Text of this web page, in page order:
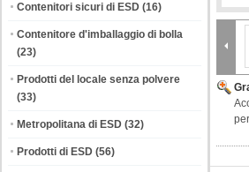
Contenitori sicuri di ESD (16)
Contenitore d'imballaggio di bolla
(23)
Prodotti del locale senza polvere
(33)
Metropolitana di ESD (32)
Prodotti di ESD (56)